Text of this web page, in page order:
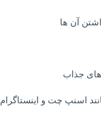
جذاب
اسنپ چت و اینستاگرام